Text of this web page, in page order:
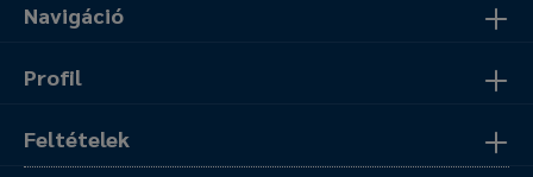
Navigáció
Profil
Feltételek